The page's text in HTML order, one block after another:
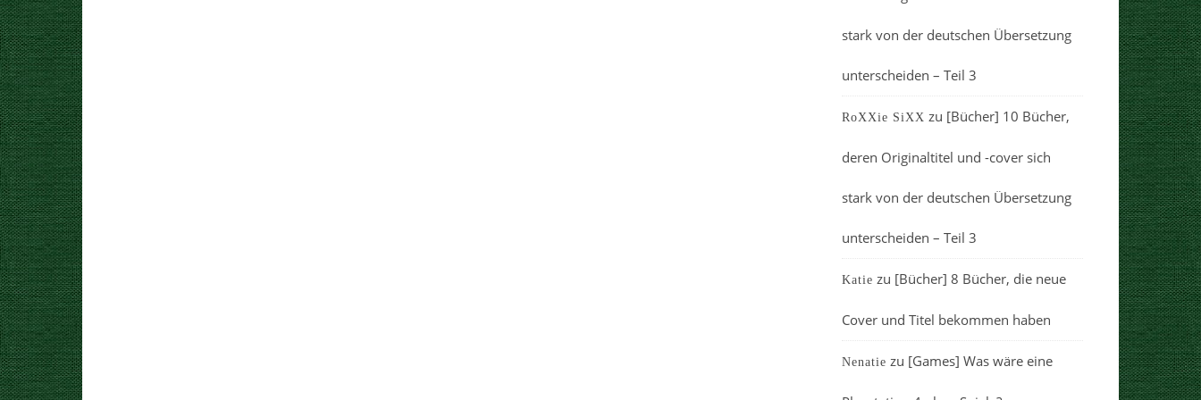
stark von der deutschen Übersetzung
unterscheiden – Teil 3
RoXXie SiXX zu [Bücher] 10 Bücher,
deren Originaltitel und -cover sich
stark von der deutschen Übersetzung
unterscheiden – Teil 3
Katie zu [Bücher] 8 Bücher, die neue
Cover und Titel bekommen haben
Nenatie zu [Games] Was wäre eine